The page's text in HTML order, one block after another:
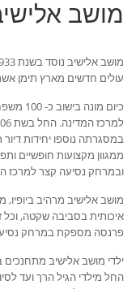
מושב
עולים חדשים מארץ תימן
כיום
במסגרתה נוספו יחידות
ממגוון מקצועות חופשיים
ובמרחק נסיעה קצר למרכז
מושב אלישיב מרהיב
איכותית בסביבה שקטה,
פרנסה מספקת במרחק
ילדי מושב אלישיב
החל מילדי הגיל הרך ועד